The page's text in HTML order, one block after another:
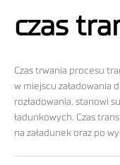
czas
Czas trwania procesu
w miejscu załadowania
rozładowania, stanowi
ładunkowych. Czas
na załadunek oraz po